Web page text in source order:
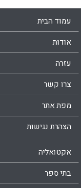
תכונות
שסטודנטיות
מודרניים
בקרב
ושולט בידע
התכונות
ועוד : נמצא
תרבותיים
המלמד בשתי
תלמיד)
עמוד הבית
אודות
עזרה
צרו קשר
מפת אתר
הצהרת נגישות
אקטואליה
בתי ספר